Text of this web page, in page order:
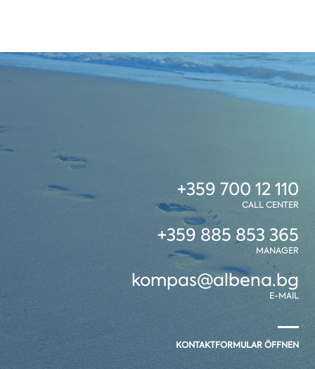
+359 700 12 110
CALL CENTER
+359 885 853 365
MANAGER
kompas@albena.bg
E-MAIL
KONTAKTFORMULAR ÖFFNEN